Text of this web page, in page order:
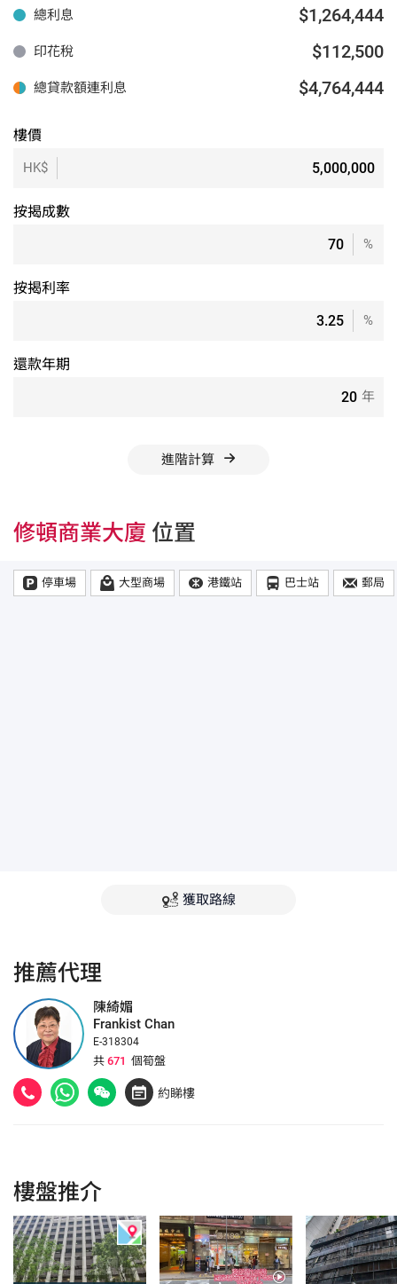
總利息 $1,264,444
印花稅 $112,500
總貸款額連利息 $4,764,444
樓價
HK$
按揭成數
%
按揭利率
%
還款年期
年
進階計算
修頓商業大廈 位置
停車場 大型商場 港鐵站 巴士站 郵局
獲取路線
推薦代理
陳綺媚
Frankist Chan
E-318304
共 671 個筍盤
約睇樓
樓盤推介